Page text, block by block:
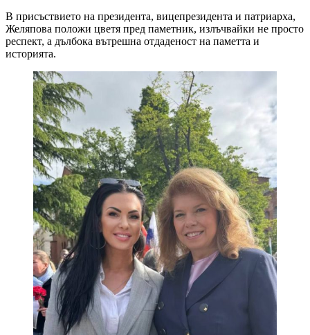
В присъствието на президента, вицепрезидента и патриарха,
Желяпова положи цветя пред паметник, излъчвайки не просто
респект, а дълбока вътрешна отдаденост на паметта и
историята.